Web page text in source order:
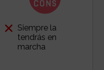
Siempre la
tendrás en
marcha